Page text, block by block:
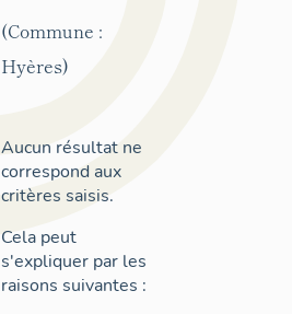
(Commune :
Hyères)
Aucun résultat ne
correspond aux
critères saisis.
Cela peut
s'expliquer par les
raisons suivantes :